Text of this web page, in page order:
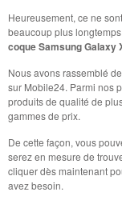
Heureusement, ce ne
beaucoup plus
coque Samsung Galaxy
Nous avons rassemblé
sur Mobile24. Parmi nos
produits de qualité de
gammes de prix.
De cette façon, vous
serez en mesure de
cliquer dès maintenant
avez besoin.